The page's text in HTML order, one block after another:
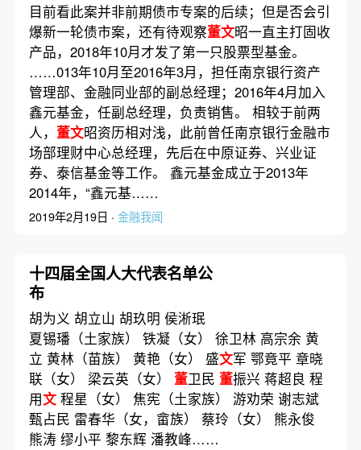
目前看此案并非前期债市专案的后续；但是否会引
爆新一轮债市案，还有待观察董文昭一直主打固收
产品，2018年10月才发了第一只股票型基金。
……013年10月至2016年3月，担任南京银行资产
管理部、金融同业部的副总经理；2016年4月加入
鑫元基金，任副总经理，负责销售。 相较于前两
人， 董文昭资历相对浅，此前曾任南京银行金融市
场部理财中心总经理，先后在中原证券、兴业证
券、泰信基金等工作。 鑫元基金成立于2013年
2014年，“鑫元基……
2019年2月19日 · 金融我闻
十四届全国人大代表名单公
布
胡为义 胡立山 胡玖明 侯淅珉
夏锡璠（土家族） 铁凝（女） 徐卫林 高宗余 黄
立 黄林（苗族） 黄艳（女） 盛文军 鄂竟平 章晓
联（女） 梁云英（女） 董卫民 董振兴 蒋超良 程
用文程星（女） 焦宪（土家族） 游劝荣 谢志斌
甄占民 雷春华（女，畲族） 蔡玲（女） 熊永俊
熊涛 缪小平 黎东辉 潘教峰……